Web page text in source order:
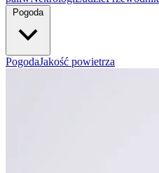
Pogoda
PogodaJakość powietrza